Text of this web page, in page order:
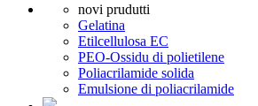
novi prudutti
Gelatina
Etilcellulosa EC
PEO-Ossidu di polietilene
Poliacrilamide solida
Emulsione di poliacrilamide